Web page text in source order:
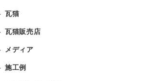
瓦猫
瓦猫販売店
メディア
施工例